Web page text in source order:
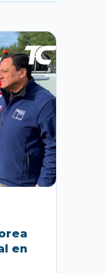
en